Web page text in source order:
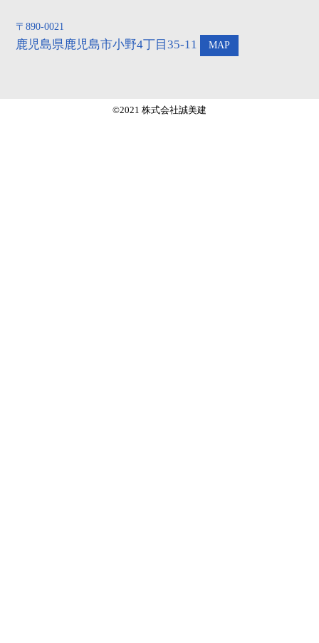
〒890-0021
鹿児島県鹿児島市小野4丁目35-11 MAP
©2021 株式会社誠美建